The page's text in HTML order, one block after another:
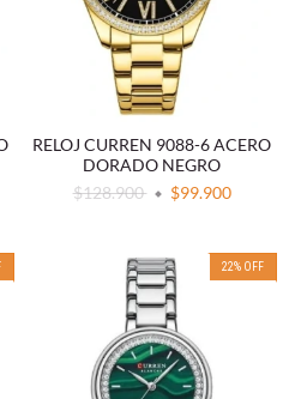
RELOJ CURREN 9088-6 ACERO
DORADO NEGRO
$128.900
$99.900
22% OFF